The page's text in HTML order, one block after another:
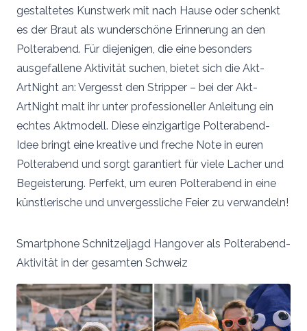
gestaltetes Kunstwerk mit nach Hause oder schenkt
es der Braut als wunderschöne Erinnerung an den
Polterabend. Für diejenigen, die eine besonders
ausgefallene Aktivität suchen, bietet sich die Akt-
ArtNight an: Vergesst den Stripper – bei der Akt-
ArtNight malt ihr unter professioneller Anleitung ein
echtes Aktmodell. Diese einzigartige Polterabend-
Idee bringt eine kreative und freche Note in euren
Polterabend und sorgt garantiert für viele Lacher und
Begeisterung. Perfekt, um euren Polterabend in eine
künstlerische und unvergessliche Feier zu verwandeln!
Smartphone Schnitzeljagd Hangover als Polterabend-
Aktivität in der gesamten Schweiz